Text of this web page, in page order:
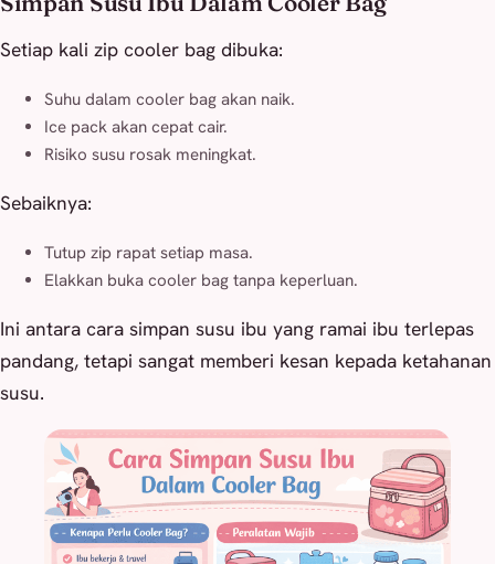
Setiap kali zip cooler bag dibuka:
Suhu dalam cooler bag akan naik.
Ice pack akan cepat cair.
Risiko susu rosak meningkat.
Sebaiknya:
Tutup zip rapat setiap masa.
Elakkan buka cooler bag tanpa keperluan.
Ini antara cara simpan susu ibu yang ramai ibu terlepas
pandang, tetapi sangat memberi kesan kepada ketahanan
susu.